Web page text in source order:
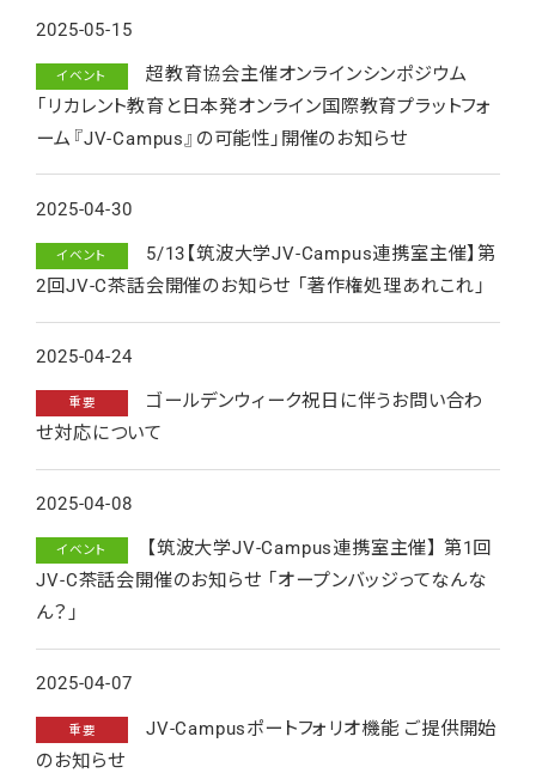
2025-05-15
イベント
超教育協会主催オンラインシンポジウム
「リカレント教育と日本発オンライン国際教育プラットフォ
ーム『JV-Campus』の可能性」開催のお知らせ
2025-04-30
イベント
5/13【筑波大学JV-Campus連携室主催】第
2回JV-C茶話会開催のお知らせ 「著作権処理あれこれ」
2025-04-24
重要
ゴールデンウィーク祝日に伴うお問い合わ
せ対応について
2025-04-08
イベント
【筑波大学JV-Campus連携室主催】 第1回
JV-C茶話会開催のお知らせ 「オープンバッジってなんな
ん？」
2025-04-07
重要
JV-Campusポートフォリオ機能 ご提供開始
のお知らせ